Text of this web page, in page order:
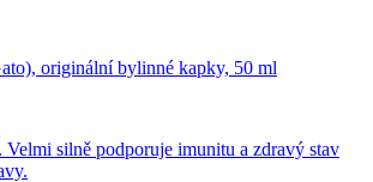
originální bylinné kapky, 50 ml
silně podporuje imunitu a zdravý stav